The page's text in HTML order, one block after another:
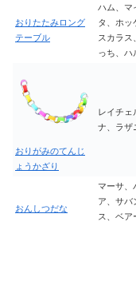
おりたたみロング
テーブル
ハム、マ
タ、ホッ
スカラス
っち、ハ
おりがみのてんじ
ょうかざり
レイチェ
ナ、ラザ
おんしつだな
マーサ、
ア、サバ
ス、ベア